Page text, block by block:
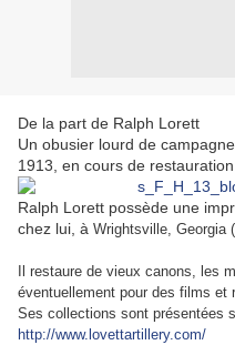
De la part de Ralph Lorett
Un obusier lourd de
1913, en cours de restauration
Ralph Lorett possède une
chez lui, à Wrightsville, Georgia
Il restaure de vieux canons, les
éventuellement pour des films et
Ses collections sont présentées
http://www.lovettartillery.com/